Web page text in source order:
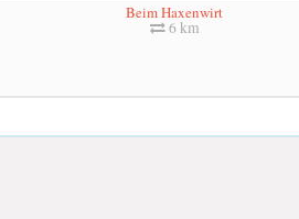
Beim Haxenwirt
6 km